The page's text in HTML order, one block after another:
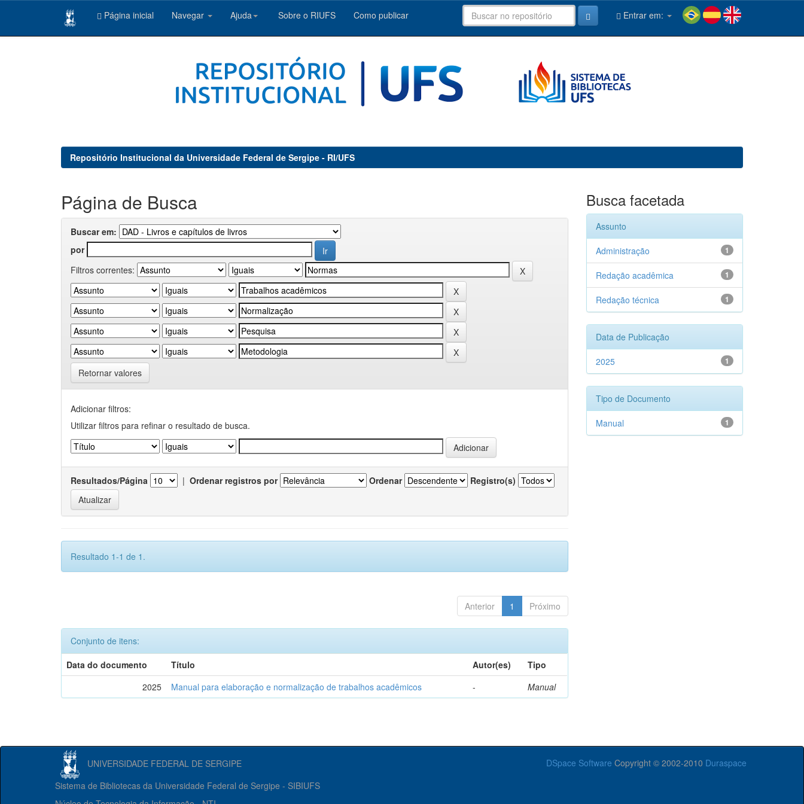
Página inicial Navegar Ajuda Sobre o RIUFS Como publicar Entrar em:
Repositório Institucional da Universidade Federal de Sergipe - RI/UFS
Página de Busca
Buscar em:
por
Filtros correntes:
Retornar valores
Adicionar filtros:
Utilizar filtros para refinar o resultado de busca.
Resultados/Página | Ordenar registros por Ordenar Registro(s)
Resultado 1-1 de 1.
Anterior 1 Próximo
Conjunto de itens:
Data do documento
Título Autor(es)
Tipo
2025
Manual para elaboração e normalização de trabalhos acadêmicos - Manual
Busca facetada
Assunto
1
Administração
1
Redação acadêmica
1
Redação técnica
Data de Publicação
1
2025
Tipo de Documento
1
Manual
UNIVERSIDADE FEDERAL DE SERGIPE DSpace Software Copyright © 2002-2010 Duraspace
Sistema de Bibliotecas da Universidade Federal de Sergipe - SIBIUFS